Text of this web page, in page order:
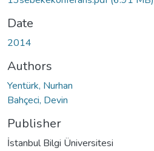
Date
2014
Authors
Yentürk, Nurhan
Bahçeci, Devin
Publisher
İstanbul Bilgi Üniversitesi